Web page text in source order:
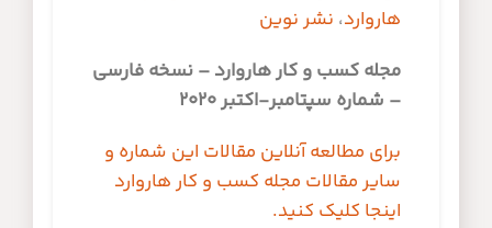
هاروارد، نشر نوین
مجله کسب و کار هاروارد – نسخه فارسی
– شماره سپتامبر-اکتبر 2020
برای مطالعه آنلاین مقالات این شماره و
سایر مقالات مجله کسب و کار هاروارد
اینجا کلیک کنید.